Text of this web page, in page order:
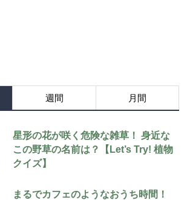
週間 月間
星形の花が咲く危険な雑草！ 身近な
この野草の名前は？【Let’s Try! 植物
クイズ】
まるでカフェのようなおうち時間！